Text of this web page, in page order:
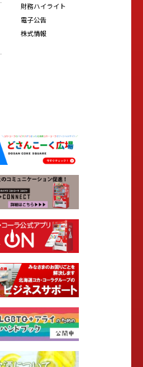
財務ハイライト
電子公告
株式情報